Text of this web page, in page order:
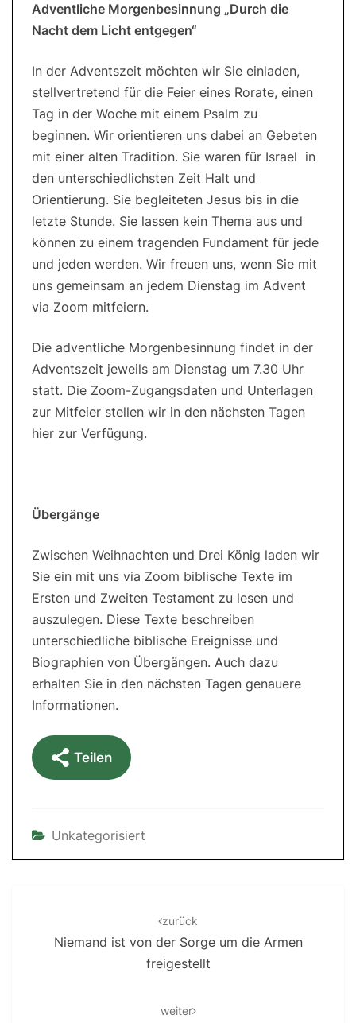
Adventliche Morgenbesinnung „Durch die
Nacht dem Licht entgegen“
In der Adventszeit möchten wir Sie einladen,
stellvertretend für die Feier eines Rorate, einen
Tag in der Woche mit einem Psalm zu
beginnen. Wir orientieren uns dabei an Gebeten
mit einer alten Tradition. Sie waren für Israel in
den unterschiedlichsten Zeit Halt und
Orientierung. Sie begleiteten Jesus bis in die
letzte Stunde. Sie lassen kein Thema aus und
können zu einem tragenden Fundament für jede
und jeden werden. Wir freuen uns, wenn Sie mit
uns gemeinsam an jedem Dienstag im Advent
via Zoom mitfeiern.
Die adventliche Morgenbesinnung findet in der
Adventszeit jeweils am Dienstag um 7.30 Uhr
statt. Die Zoom-Zugangsdaten und Unterlagen
zur Mitfeier stellen wir in den nächsten Tagen
hier zur Verfügung.
Übergänge
Zwischen Weihnachten und Drei König laden wir
Sie ein mit uns via Zoom biblische Texte im
Ersten und Zweiten Testament zu lesen und
auszulegen. Diese Texte beschreiben
unterschiedliche biblische Ereignisse und
Biographien von Übergängen. Auch dazu
erhalten Sie in den nächsten Tagen genauere
Informationen.
Teilen
Unkategorisiert
zurück
Niemand ist von der Sorge um die Armen
freigestellt
weiter